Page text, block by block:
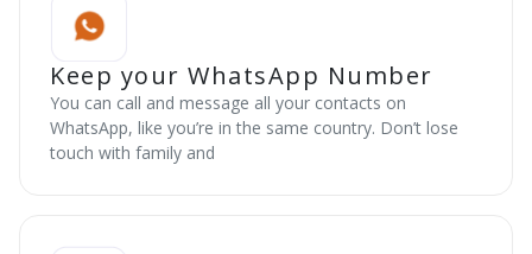
Keep your WhatsApp Number
You can call and message all your contacts on
WhatsApp, like you’re in the same country. Don’t lose
touch with family and